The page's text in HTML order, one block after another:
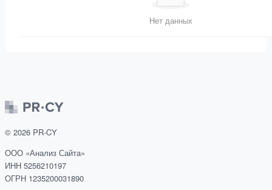
Нет данных
© 2026 PR-CY
ООО «Анализ Сайта»
ИНН 5256210197
ОГРН 1235200031890